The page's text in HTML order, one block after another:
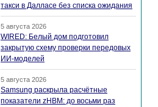
такси в Далласе без списка ожидания
5 августа 2026
WIRED: Белый дом подготовил
закрытую схему проверки передовых
ИИ-моделей
5 августа 2026
Samsung раскрыла расчётные
показатели zHBM: до восьми раз